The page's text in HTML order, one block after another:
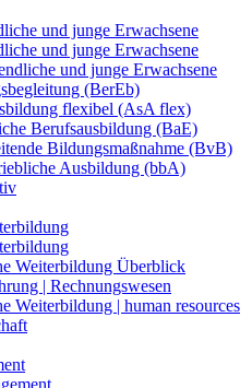
und junge Erwachsene
und junge Erwachsene
und junge Erwachsene
(BerEb)
flexibel (AsA flex)
Berufsausbildung (BaE)
Bildungsmaßnahme (BvB)
Ausbildung (bbA)
Weiterbildung Überblick
| Rechnungswesen
Weiterbildung | human resources